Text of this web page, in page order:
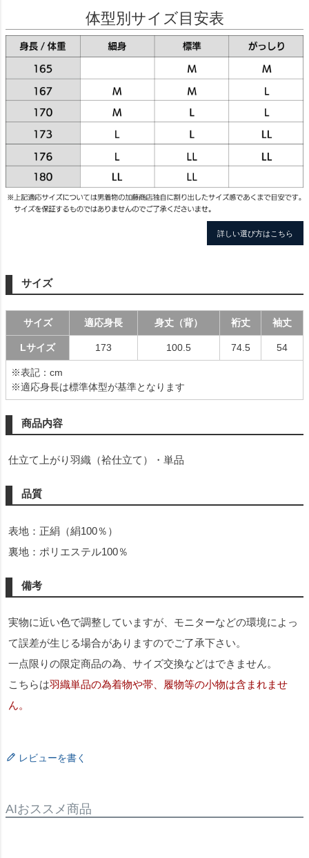
体型別サイズ目安表
詳しい選び方はこちら
サイズ
サイズ 適応身長 身丈（背） 裄丈 袖丈
Lサイズ 173 100.5 74.5 54
※表記：cm
※適応身長は標準体型が基準となります
商品内容
仕立て上がり羽織（袷仕立て）・単品
品質
表地：正絹（絹100％）
裏地：ポリエステル100％
備考
実物に近い色で調整していますが、モニターなどの環境によっ
て誤差が生じる場合がありますのでご了承下さい。
一点限りの限定商品の為、サイズ交換などはできません。
こちらは羽織単品の為着物や帯、履物等の小物は含まれませ
ん。
レビューを書く
AIおススメ商品